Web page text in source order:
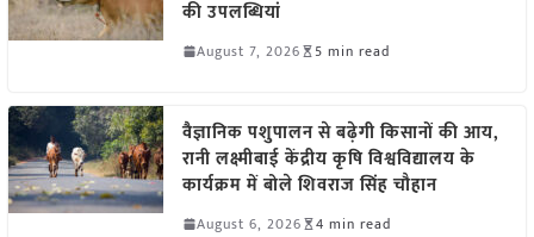
की उपलब्धियां
August 7, 2026 5 min read
वैज्ञानिक पशुपालन से बढ़ेगी किसानों की आय,
रानी लक्ष्मीबाई केंद्रीय कृषि विश्वविद्यालय के
कार्यक्रम में बोले शिवराज सिंह चौहान
August 6, 2026 4 min read